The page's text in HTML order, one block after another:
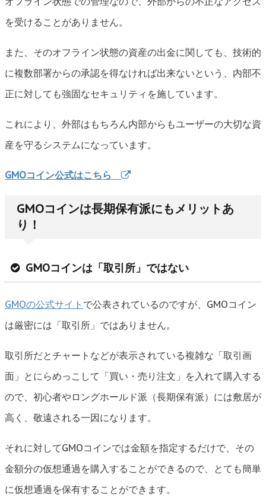
を受けることがありません。
また、そのオフライン状態の資産の出金に関しても、技術的
に複数部署からの承認を得なければ出来ないという、内部不
正に対しても強固なセキュリティを施しています。
これにより、外部はもちろん内部からもユーザーの大切な資
産を守るシステムになっています。
GMOコイン公式はこちら
GMOコインは長期保有派にもメリットあ
り！
GMOコインは「取引所」ではない
GMOの公式サイト で公表されているのですが、GMOコイン
は厳密には「取引所」ではありません。
取引所だとチャートなどが表示されている複雑な「取引画
面」とにらめっこして「買い・売り注文」を入れて購入する
ので、初心者やロングホールド派（長期保有派）には敷居が
高く、敬遠される一因になります。
それに対してGMOコインでは金額を指定するだけで、その
金額分の仮想通過を購入することができるので、とても簡単
に仮想通過を保有することができます。